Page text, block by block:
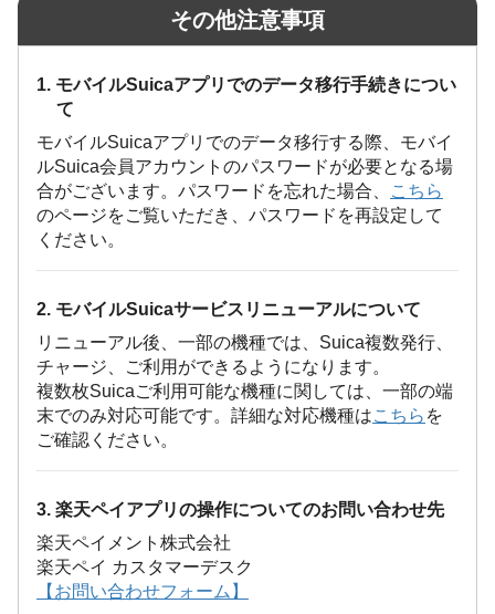
その他注意事項
1. モバイルSuicaアプリでのデータ移行手続きについ
て
モバイルSuicaアプリでのデータ移行する際、モバイ
ルSuica会員アカウントのパスワードが必要となる場
合がございます。パスワードを忘れた場合、
こちら
のページをご覧いただき、パスワードを再設定して
ください。
2. モバイルSuicaサービスリニューアルについて
リニューアル後、一部の機種では、Suica複数発行、
チャージ、ご利用ができるようになります。
複数枚Suicaご利用可能な機種に関しては、一部の端
末でのみ対応可能です。詳細な対応機種はこちら を
ご確認ください。
3. 楽天ペイアプリの操作についてのお問い合わせ先
楽天ペイメント株式会社
楽天ペイ カスタマーデスク
【お問い合わせフォーム】